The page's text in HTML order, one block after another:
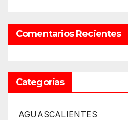
Comentarios Recientes
Categorías
AGUASCALIENTES